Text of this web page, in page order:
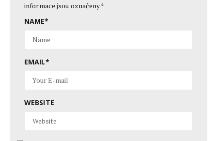
informace jsou označeny*
NAME*
EMAIL*
WEBSITE